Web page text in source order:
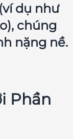
dụ như
chúng
nặng nề.
Phần